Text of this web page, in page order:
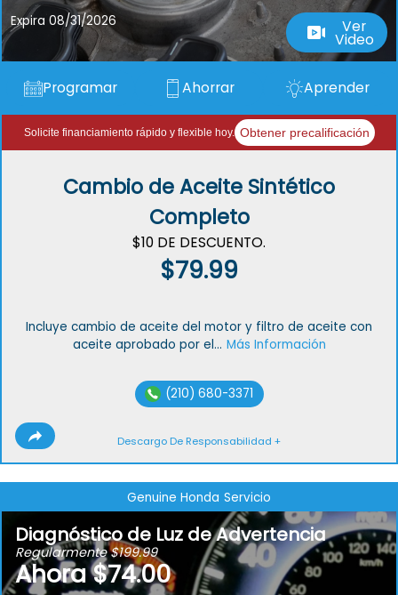
Expira 08/31/2026 Ver
Video
Programar Ahorrar Aprender
Solicite financiamiento rápido y flexible hoy. Obtener precalificación
Cambio de Aceite Sintético
Completo
$10 DE DESCUENTO.
$79.99
Incluye cambio de aceite del motor y filtro de aceite con
aceite aprobado por el... Más Información
(210) 680-3371
Descargo De Responsabilidad +
Genuine Honda Servicio
Diagnóstico de Luz de Advertencia
Regularmente $199.99
Ahora $74.00